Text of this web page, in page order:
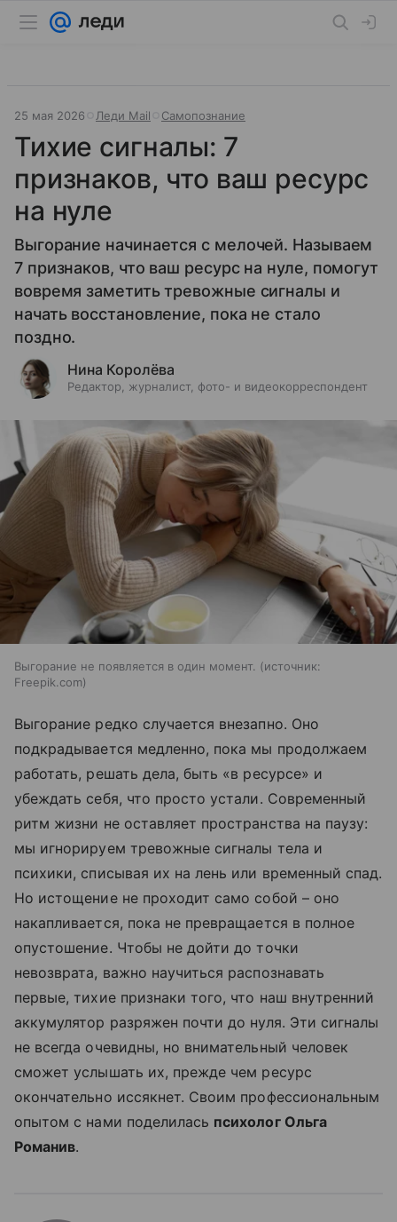
25 мая 2026 Леди Mail Самопознание
Тихие сигналы: 7
признаков, что ваш ресурс
на нуле
Выгорание начинается с мелочей. Называем
7 признаков, что ваш ресурс на нуле, помогут
вовремя заметить тревожные сигналы и
начать восстановление, пока не стало
поздно.
Нина Королёва
Редактор, журналист, фото- и видеокорреспондент
Выгорание не появляется в один момент.
источник:
Freepik.com
Выгорание редко случается внезапно. Оно
подкрадывается медленно, пока мы продолжаем
работать, решать дела, быть «в ресурсе» и
убеждать себя, что просто устали. Современный
ритм жизни не оставляет пространства на паузу:
мы игнорируем тревожные сигналы тела и
психики, списывая их на лень или временный спад.
Но истощение не проходит само собой – оно
накапливается, пока не превращается в полное
опустошение. Чтобы не дойти до точки
невозврата, важно научиться распознавать
первые, тихие признаки того, что наш внутренний
аккумулятор разряжен почти до нуля. Эти сигналы
не всегда очевидны, но внимательный человек
сможет услышать их, прежде чем ресурс
окончательно иссякнет. Своим профессиональным
опытом с нами поделилась психолог Ольга
Романив.